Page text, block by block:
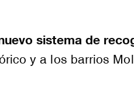
sistema de
y a los barrios